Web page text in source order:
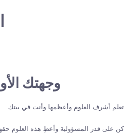
وجهتك
تعلم أشرف العلوم وأعظمها وأنت في بيتك
كن على قدر المسؤولية وأعطِ هذه العلوم